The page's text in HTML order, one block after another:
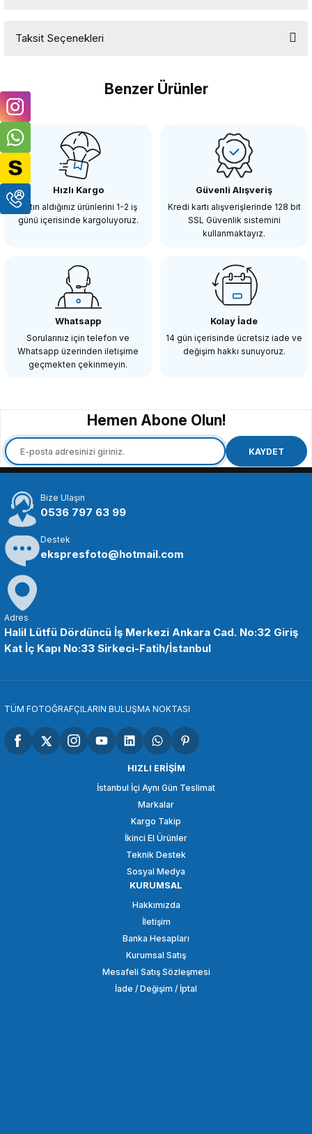
Yorum Yaz
Taksit Seçenekleri
Benzer Ürünler
ANDOER
Andoer Q39 Bal Head Top Kafa
433,29 TL
SmallRig 2059 1/4 ''Top Kafa Ek 1/4'' Vida (2 adet )
713,86 TL
Andoer BH56 Mini Top Kafa Bal Head
311,97 TL
SEPETE EKLE
ANDOER
Andoer BH59 Bal Head Tripod Kafası
SMALLRİG
SmallRig 761 Metal Top Kafa 1/4 ''Dişli Adaptör
SEPETE EKLE
Andoer D3700 Alüminyum Alaşımlı Bilyalı Top Kafa
Hızlı Kargo
Satın aldığınız ürünlerini 1-2 iş
günü içerisinde kargoluyoruz.
Güvenli Alışveriş
Kredi kartı alışverişlerinde 128 bit
SSL Güvenlik sistemini
kullanmaktayız.
Whatsapp
Sorularınız için telefon ve
Whatsapp üzerinden iletişime
geçmekten çekinmeyin.
Kolay İade
14 gün içerisinde ücretsiz iade ve
değişim hakkı sunuyoruz.
Hemen Abone Olun!
KAYDET
Bize Ulaşın
0536 797 63 99
Destek
ekspresfoto@hotmail.com
Adres
Halil Lütfü Dördüncü İş Merkezi Ankara Cad. No:32 Giriş
Kat İç Kapı No:33 Sirkeci-Fatih/İstanbul
TÜM FOTOĞRAFÇILARIN BULUŞMA NOKTASI
HIZLI ERİŞİM
İstanbul İçi Aynı Gün Teslimat
Markalar
Kargo Takip
İkinci El Ürünler
Teknik Destek
Sosyal Medya
KURUMSAL
Hakkımızda
İletişim
Banka Hesapları
Kurumsal Satış
Mesafeli Satış Sözleşmesi
İade / Değişim / İptal